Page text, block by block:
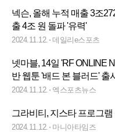
넥슨, 올해 누적 매출 3조
출 4조 원 돌파 '유력'
2024.11.12. 데일리e스포츠
넷마블, 14일 'RF ONLINE
반 웹툰 '배드 본 블러드' 출시
2024.11.12. 엑스포츠뉴스
그라비티, 지스타 프로그
2024.11.12. 마니아타임즈